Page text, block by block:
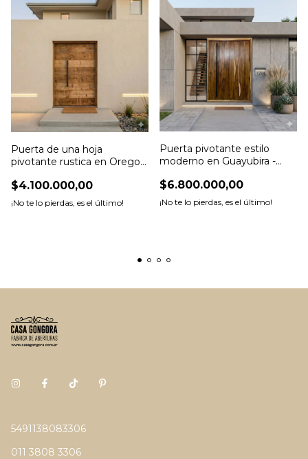
Puerta de una hoja
pivotante rustica en Oregon
$4.100.000,00
¡No te lo pierdas, es el último!
Puerta pivotante estilo
moderno en Guayubira -
$6.800.000,00
¡No te lo pierdas, es el último!
5491138083306
011 3808 3306